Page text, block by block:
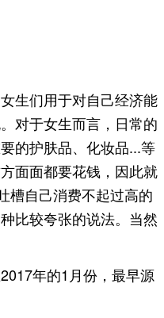
生们用于对自己经济能
对于女生而言，日常的
的护肤品、化妆品...等
面面都要花钱，因此就
槽自己消费不起过高的
比较夸张的说法。当然
年的1月份，最早源